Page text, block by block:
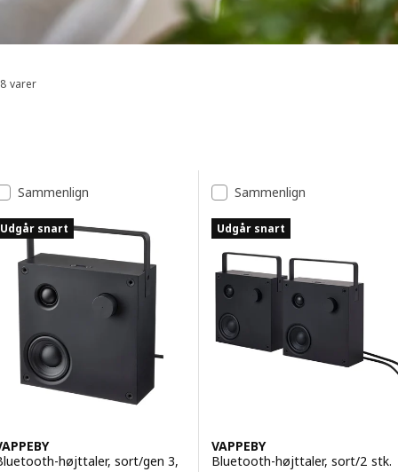
Sorter og filtrer
8 varer
Resultatliste
Sammenlign
Udgår snart
højttaler, sort/gen 3,
Sammenlign
Udgår snart
VAPPEBY
Bluetooth-højttaler, sort/2 stk.